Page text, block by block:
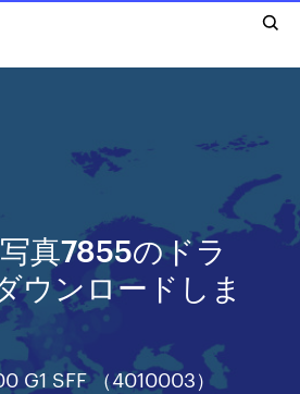
真7855のドラ
ウンロードしま
G1 SFF （4010003）